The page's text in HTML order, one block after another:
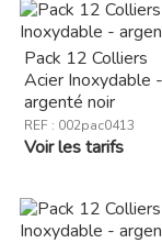
Pack 12 Colliers
Acier Inoxydable -
argenté noir
REF : 002pac0413
Voir les tarifs